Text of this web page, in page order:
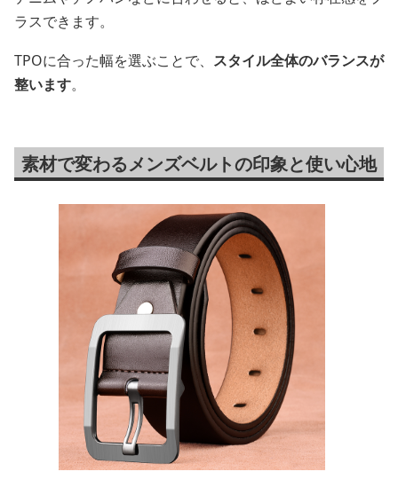
ラスできます。
TPOに合った幅を選ぶことで、 スタイル全体のバランスが
整います。
素材で変わるメンズベルトの印象と使い心地